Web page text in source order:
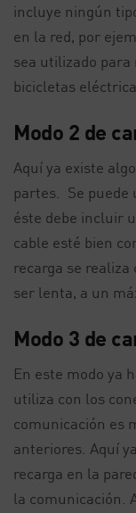
incluye ningún
en la red, por
sea utilizado para
bicicletas
Modo 2 de
Aquí ya existe
partes. Se puede
éste debe incluir
cable esté bien
recarga se
ser lenta, a un
Modo 3 de
En este modo ya
utiliza con los
comunicación es
anteriores. Aquí
recarga en la
la comunicación.